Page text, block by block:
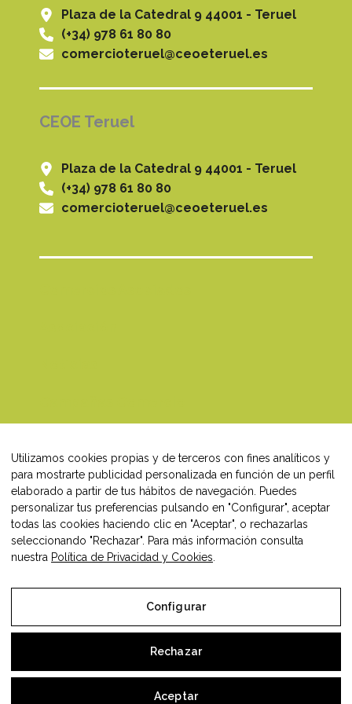
Plaza de la Catedral 9 44001 - Teruel
(+34) 978 61 80 80
comercioteruel@ceoeteruel.es
CEOE Teruel
Plaza de la Catedral 9 44001 - Teruel
(+34) 978 61 80 80
comercioteruel@ceoeteruel.es
Contacto
Síguenos en:
Facebook
Instagram
LinkedIn
Todos los derechos © 2026 Comercio Teruel
Utilizamos cookies propias y de terceros con fines analíticos y
para mostrarte publicidad personalizada en función de un perfil
elaborado a partir de tus hábitos de navegación. Puedes
personalizar tus preferencias pulsando en "Configurar", aceptar
todas las cookies haciendo clic en "Aceptar", o rechazarlas
seleccionando "Rechazar". Para más información consulta
nuestra Política de Privacidad y Cookies
Configurar
Rechazar
Aceptar